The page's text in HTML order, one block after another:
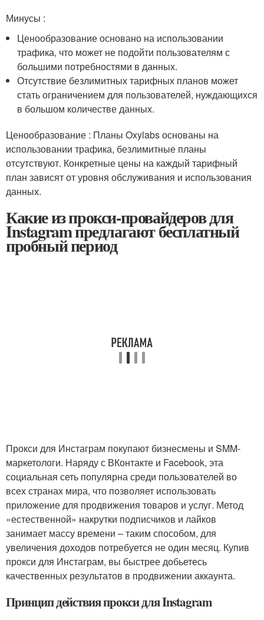
Минусы :
Ценообразование основано на использовании
трафика, что может не подойти пользователям с
большими потребностями в данных.
Отсутствие безлимитных тарифных планов может
стать ограничением для пользователей, нуждающихся
в большом количестве данных.
Ценообразование : Планы Oxylabs основаны на
использовании трафика, безлимитные планы
отсутствуют. Конкретные цены на каждый тарифный
план зависят от уровня обслуживания и использования
данных.
Какие из прокси-провайдеров для
Instagram предлагают бесплатный
пробный период
Прокси для Инстаграм покупают бизнесмены и SMM-
маркетологи. Наряду с ВКонтакте и Facebook, эта
социальная сеть популярна среди пользователей во
всех странах мира, что позволяет использовать
приложение для продвижения товаров и услуг. Метод
«естественной» накрутки подписчиков и лайков
занимает массу времени – таким способом, для
увеличения доходов потребуется не один месяц. Купив
прокси для Инстаграм, вы быстрее добьетесь
качественных результатов в продвижении аккаунта.
Принцип действия прокси для Instagram